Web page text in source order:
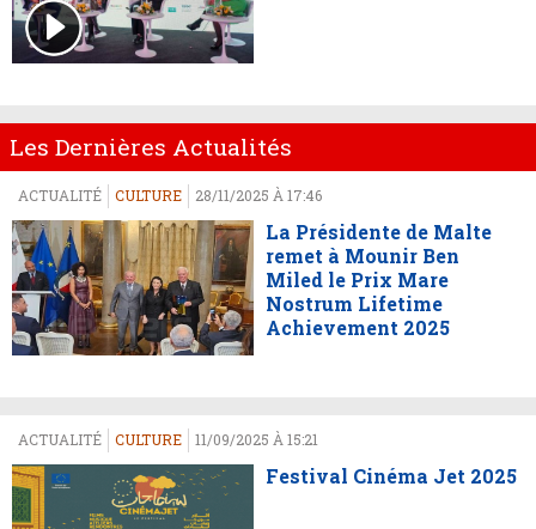
Les Dernières Actualités
ACTUALITÉ CULTURE 28/11/2025 À 17:46
La Présidente de Malte
remet à Mounir Ben
Miled le Prix Mare
Nostrum Lifetime
Achievement 2025
ACTUALITÉ CULTURE 11/09/2025 À 15:21
Festival Cinéma Jet 2025